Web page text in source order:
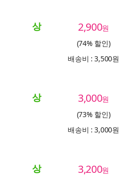
상 2,900원
(74% 할인)
배송비 : 3,500원
상 3,000원
(73% 할인)
배송비 : 3,000원
상 3,200원